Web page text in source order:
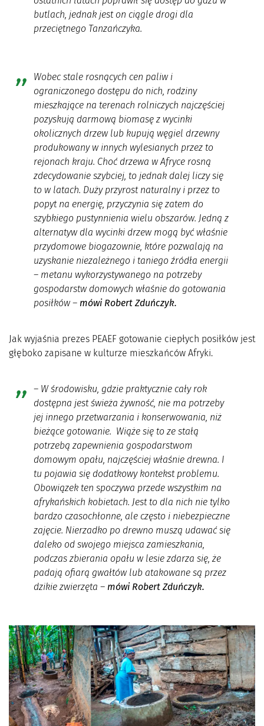
butlach, jednak jest on ciągle drogi dla
przeciętnego Tanzańczyka.
Wobec stale rosnących cen paliw i
ograniczonego dostępu do nich, rodziny
mieszkające na terenach rolniczych najczęściej
pozyskują darmową biomasę z wycinki
okolicznych drzew lub kupują węgiel drzewny
produkowany w innych wylesianych przez to
rejonach kraju. Choć drzewa w Afryce rosną
zdecydowanie szybciej, to jednak dalej liczy się
to w latach. Duży przyrost naturalny i przez to
popyt na energię, przyczynia się zatem do
szybkiego pustynnienia wielu obszarów. Jedną z
alternatyw dla wycinki drzew mogą być właśnie
przydomowe biogazownie, które pozwalają na
uzyskanie niezależnego i taniego źródła energii
– metanu wykorzystywanego na potrzeby
gospodarstw domowych właśnie do gotowania
posiłków– mówi Robert Zduńczyk.
Jak wyjaśnia prezes PEAEF gotowanie ciepłych posiłków jest
głęboko zapisane w kulturze mieszkańców Afryki.
– W środowisku, gdzie praktycznie cały rok
dostępna jest świeża żywność, nie ma potrzeby
jej innego przetwarzania i konserwowania, niż
bieżące gotowanie. Wiąże się to ze stałą
potrzebą zapewnienia gospodarstwom
domowym opału, najczęściej właśnie drewna. I
tu pojawia się dodatkowy kontekst problemu.
Obowiązek ten spoczywa przede wszystkim na
afrykańskich kobietach. Jest to dla nich nie tylko
bardzo czasochłonne, ale często i niebezpieczne
zajęcie. Nierzadko po drewno muszą udawać się
daleko od swojego miejsca zamieszkania,
podczas zbierania opału w lesie zdarza się, że
padają ofiarą gwałtów lub atakowane są przez
dzikie zwierzęta – mówi Robert Zduńczyk.